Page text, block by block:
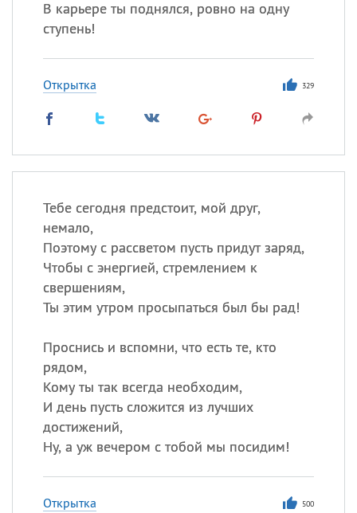
В карьере ты поднялся, ровно на одну
ступень!
Открытка 329
Тебе сегодня предстоит, мой друг,
немало,
Поэтому с рассветом пусть придут заряд,
Чтобы с энергией, стремлением к
свершениям,
Ты этим утром просыпаться был бы рад!
Проснись и вспомни, что есть те, кто
рядом,
Кому ты так всегда необходим,
И день пусть сложится из лучших
достижений,
Ну, а уж вечером с тобой мы посидим!
Открытка 500